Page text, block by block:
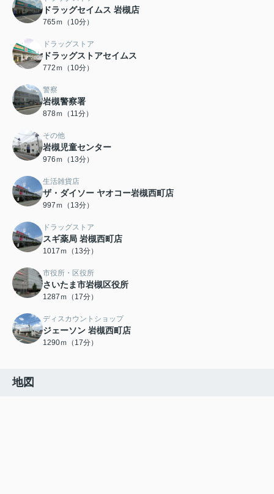
ドラッグセイムス 岩槻店
765ｍ（10分）
ドラッグストア
ドラッグストアセイムス
772ｍ（10分）
警察
岩槻警察署
878ｍ（11分）
その他
岩槻児童センター
976ｍ（13分）
生活雑貨店
ザ・ダイソー ヤオコー岩槻西町店
997ｍ（13分）
ドラッグストア
スギ薬局 岩槻西町店
1017ｍ（13分）
市役所・区役所
さいたま市岩槻区役所
1287ｍ（17分）
ディスカウントショップ
ジェーソン 岩槻西町店
1290ｍ（17分）
地図